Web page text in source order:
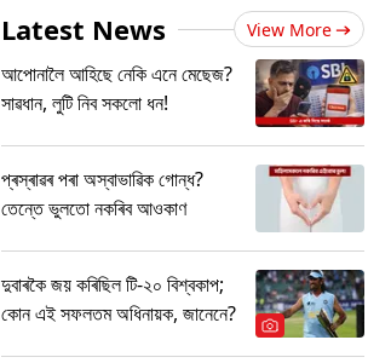
Latest News View More
আপোনালৈ আহিছে নেকি এনে মেছেজ?
সাৱধান, লুটি নিব সকলো ধন!
প্ৰস্ৰাৱৰ পৰা অস্বাভাৱিক গোন্ধ?
তেন্তে ভুলতো নকৰিব আওকাণ
দুবাৰকৈ জয় কৰিছিল টি-২০ বিশ্বকাপ;
কোন এই সফলতম অধিনায়ক, জানেনে?